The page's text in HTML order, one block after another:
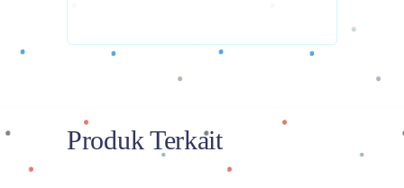
Produk Terkait